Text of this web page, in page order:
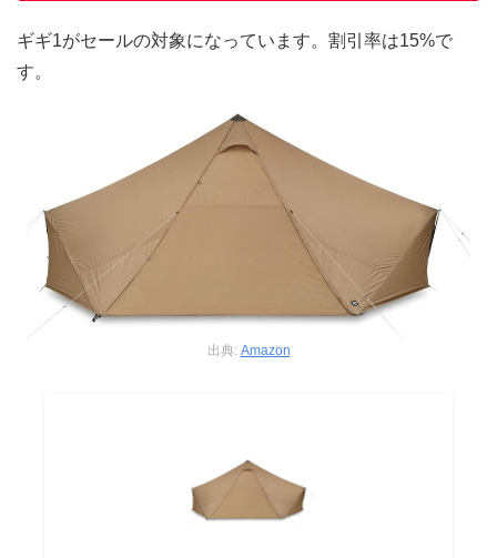
ギギ1がセールの対象になっています。割引率は15%で
す。
出典: Amazon